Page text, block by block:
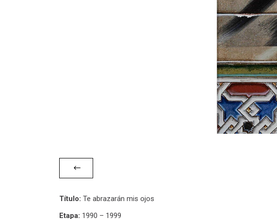
Título: Te abrazarán mis ojos
Etapa: 1990 – 1999